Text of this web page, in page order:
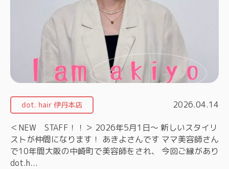
dot. hair 伊丹本店 2026.04.14
＜NEW STAFF！！＞ 2026年5月1日～ 新しいスタイリ
ストが仲間になります！ あきよさんです ママ美容師さん
で10年間大阪の中崎町で美容師をされ、 今回ご縁があり
dot.h...